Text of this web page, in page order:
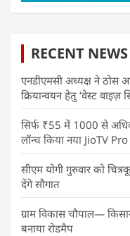
RECENT NEWS
एनडीएमसी अध्यक्ष ने ठोस
क्रियान्वयन हेतु ‘वेस्ट वाइज़
सिर्फ ₹55 में 1000 से
लॉन्च किया नया JioTV
सीएम योगी गुरुवार को
देंगे सौगात
ग्राम विकास चौपाल—
बनाया रोडमैप